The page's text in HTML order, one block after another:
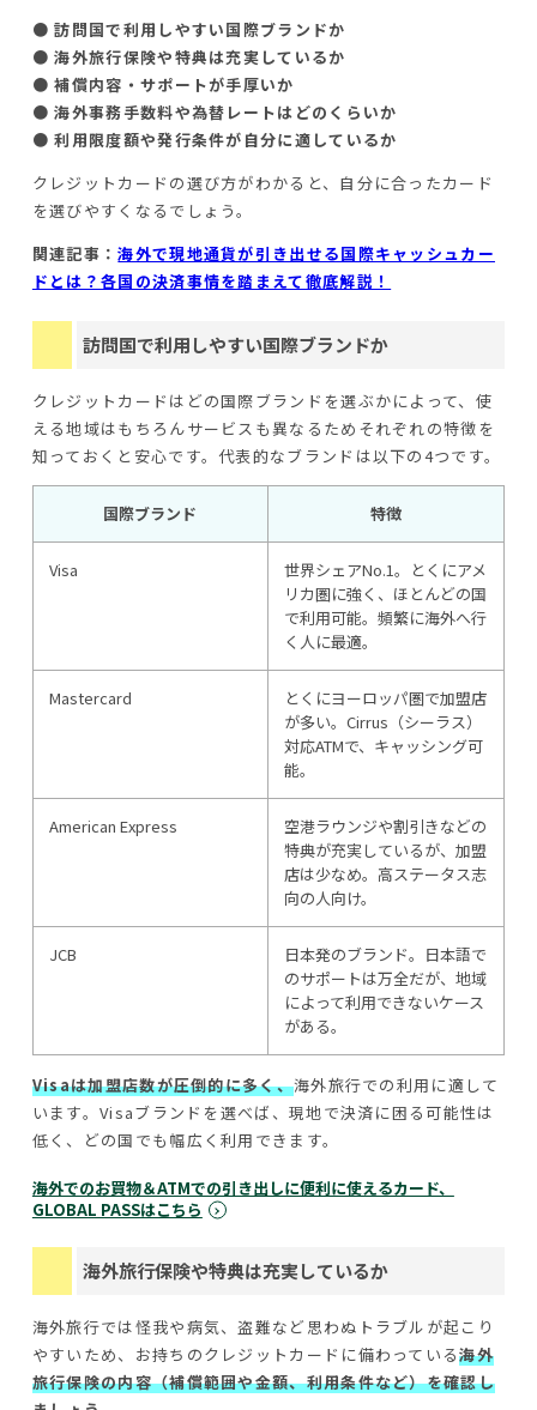
● 訪問国で利用しやすい国際ブランドか
● 海外旅行保険や特典は充実しているか
● 補償内容・サポートが手厚いか
● 海外事務手数料や為替レートはどのくらいか
● 利用限度額や発行条件が自分に適しているか
クレジットカードの選び方がわかると、自分に合ったカード
を選びやすくなるでしょう。
関連記事：海外で現地通貨が引き出せる国際キャッシュカー
ドとは？各国の決済事情を踏まえて徹底解説！
訪問国で利用しやすい国際ブランドか
クレジットカードはどの国際ブランドを選ぶかによって、使
える地域はもちろんサービスも異なるためそれぞれの特徴を
知っておくと安心です。代表的なブランドは以下の4つです。
国際ブランド 特徴
Visa
世界シェアNo.1。とくにアメ
リカ圏に強く、ほとんどの国
で利用可能。頻繁に海外へ行
く人に最適。
Mastercard
とくにヨーロッパ圏で加盟店
が多い。Cirrus（シーラス）
対応ATMで、キャッシング可
能。
American Express
空港ラウンジや割引きなどの
特典が充実しているが、加盟
店は少なめ。高ステータス志
向の人向け。
JCB
日本発のブランド。日本語で
のサポートは万全だが、地域
によって利用できないケース
がある。
Visaは加盟店数が圧倒的に多く、海外旅行での利用に適して
います。Visaブランドを選べば、現地で決済に困る可能性は
低く、どの国でも幅広く利用できます。
海外でのお買物＆ATMでの引き出しに便利に使えるカード、
GLOBAL PASSはこちら
海外旅行保険や特典は充実しているか
海外旅行では怪我や病気、盗難など思わぬトラブルが起こり
やすいため、お持ちのクレジットカードに備わっている海外
旅行保険の内容（補償範囲や金額、利用条件など）を確認し